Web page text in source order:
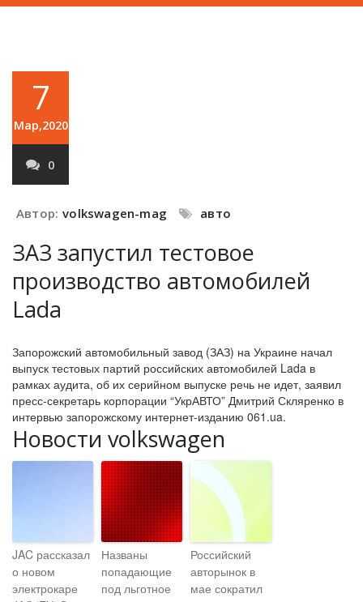
7
Мар,2020
0
Автор: volkswagen-mag авто
ЗАЗ запустил тестовое
производство автомобилей
Lada
Запорожский автомобильный завод (ЗАЗ) на Украине начал
выпуск тестовых партий российских автомобилей Lada в
рамках аудита, об их серийном выпуске речь не идет, заявил
пресс-секретарь корпорации “УкрАВТО” Дмитрий Скляренко в
интервью запорожскому интернет-изданию 061.ua.
Новости volkswagen
JAC рассказал
о новом
электрокаре
Названы
попадающие
под льготное
Российский
авторынок в
мае сократил